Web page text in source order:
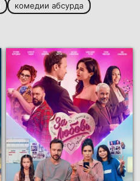
комедии абсурда